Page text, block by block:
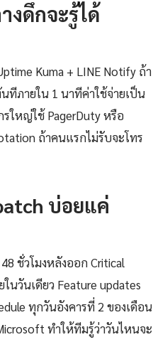
งดึกจะรู้ได้
Kuma + LINE Notify ถ้า
ทีภายใน 1 นาทีค่าใช้จ่ายเป็น
ใหญ่ใช้ PagerDuty หรือ
ถ้าคนแรกไม่รับจะโทร
บ่อยแค่
ชั่วโมงหลังออก Critical
นวันเดียว Feature updates
ทุกวันอังคารที่ 2 ของเดือน
ทำให้ทีมรู้ว่าวันไหนจะ